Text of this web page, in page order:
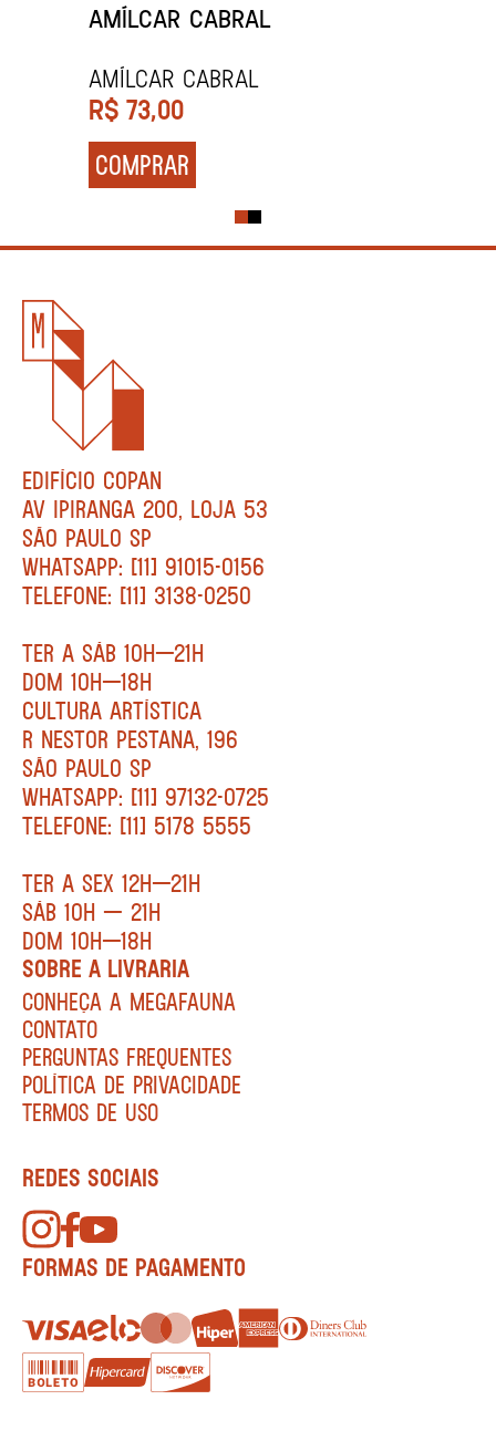
AMÍLCAR CABRAL
Amílcar Cabral
R$ 73,00
COMPRAR
EDIFÍCIO COPAN
AV IPIRANGA 200, LOJA 53
SÃO PAULO SP
WHATSAPP: [11] 91015-0156
TELEFONE: [11] 3138-0250
TER A SÁB 10H—21H
DOM 10H—18H
CULTURA ARTÍSTICA
R NESTOR PESTANA, 196
SÃO PAULO SP
WHATSAPP: [11] 97132-0725
TELEFONE: [11] 5178 5555
TER A SEX 12H—21H
SÁB 10H — 21H
DOM 10H—18H
SOBRE A LIVRARIA
CONHEÇA A MEGAFAUNA
CONTATO
PERGUNTAS FREQUENTES
POLÍTICA DE PRIVACIDADE
TERMOS DE USO
REDES SOCIAIS
FORMAS DE PAGAMENTO